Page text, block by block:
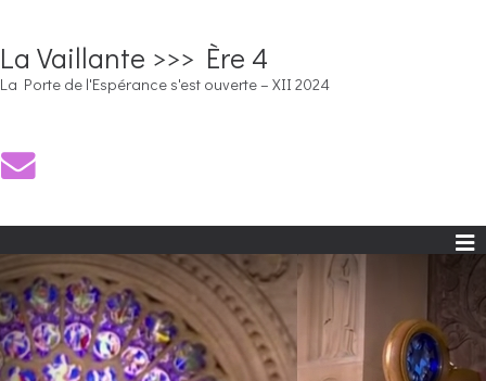
La Vaillante >>> Ère 4
La Porte de l'Espérance s'est ouverte – XII 2024